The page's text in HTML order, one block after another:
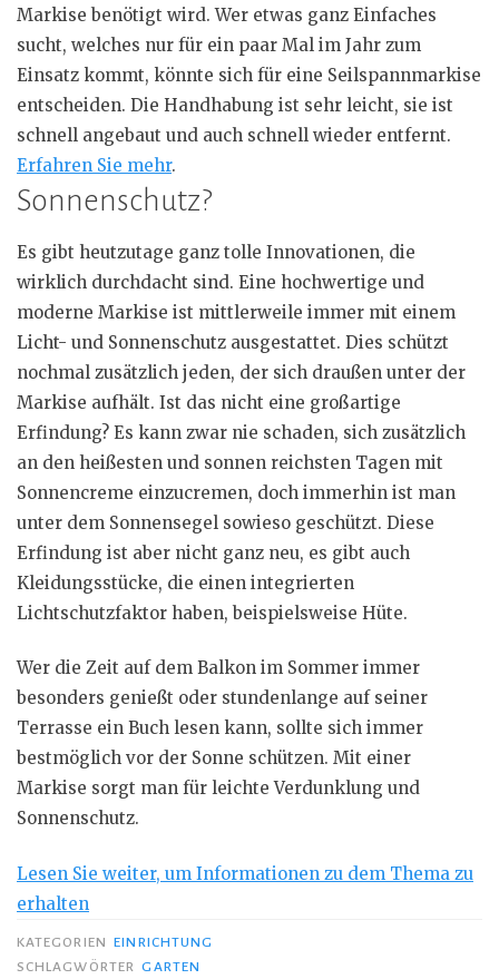
Markise benötigt wird. Wer etwas ganz Einfaches
sucht, welches nur für ein paar Mal im Jahr zum
Einsatz kommt, könnte sich für eine Seilspannmarkise
entscheiden. Die Handhabung ist sehr leicht, sie ist
schnell angebaut und auch schnell wieder entfernt.
Erfahren Sie mehr.
Sonnenschutz?
Es gibt heutzutage ganz tolle Innovationen, die
wirklich durchdacht sind. Eine hochwertige und
moderne Markise ist mittlerweile immer mit einem
Licht- und Sonnenschutz ausgestattet. Dies schützt
nochmal zusätzlich jeden, der sich draußen unter der
Markise aufhält. Ist das nicht eine großartige
Erfindung? Es kann zwar nie schaden, sich zusätzlich
an den heißesten und sonnen reichsten Tagen mit
Sonnencreme einzucremen, doch immerhin ist man
unter dem Sonnensegel sowieso geschützt. Diese
Erfindung ist aber nicht ganz neu, es gibt auch
Kleidungsstücke, die einen integrierten
Lichtschutzfaktor haben, beispielsweise Hüte.
Wer die Zeit auf dem Balkon im Sommer immer
besonders genießt oder stundenlange auf seiner
Terrasse ein Buch lesen kann, sollte sich immer
bestmöglich vor der Sonne schützen. Mit einer
Markise sorgt man für leichte Verdunklung und
Sonnenschutz.
Lesen Sie weiter, um Informationen zu dem Thema zu
erhalten
KATEGORIEN EINRICHTUNG
SCHLAGWÖRTER
GARTEN